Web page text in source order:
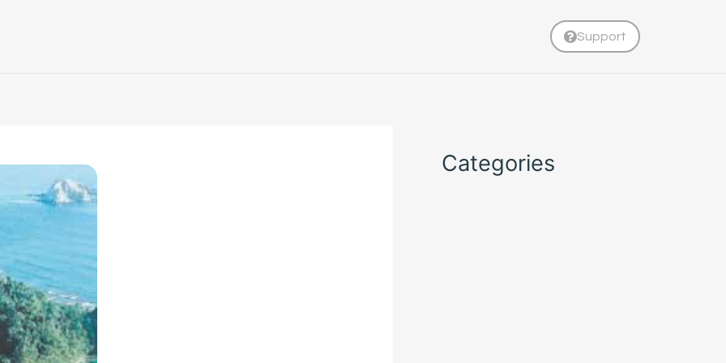
Support
Categories